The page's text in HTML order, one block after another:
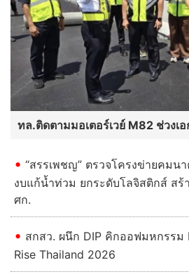
ทล.ติดตามมอเตอร์เวย์ M82 ช่วงเ
“สรรเพชญ” ตรวจโครงข่ายคม
งบแก้น้ำท่วม ยกระดับโลจิสติกส์ สร้
ศก.
สกสว. ผนึก DIP คิกออฟมหกรรม
Rise Thailand 2026